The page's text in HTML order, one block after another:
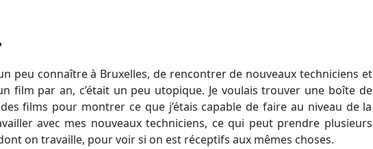
peu connaître à Bruxelles, de rencontrer de nouveaux techniciens et
film par an, c’était un peu utopique. Je voulais trouver une boîte de
films pour montrer ce que j’étais capable de faire au niveau de la
avec mes nouveaux techniciens, ce qui peut prendre plusieurs
on travaille, pour voir si on est réceptifs aux mêmes choses.